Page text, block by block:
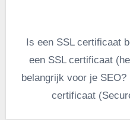
Is een SSL certificaat
een SSL certificaat
belangrijk voor je
certificaat